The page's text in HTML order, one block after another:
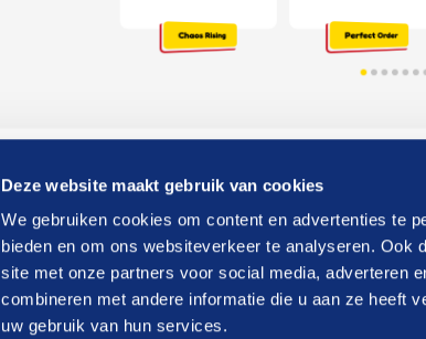
Deze website maakt gebruik van cookies
We gebruiken cookies om content en advertenties te
bieden en om ons websiteverkeer te analyseren. Ook
site met onze partners voor social media, adverteren
combineren met andere informatie die u aan ze heeft
uw gebruik van hun services.